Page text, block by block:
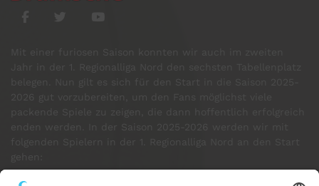
Mit einer furiosen Saison konnten wir auch im zweiten
Jahr in der 1. Regionalliga Nord den sechsten Tabellenplatz
packende Spiele zu zeigen, die dann hoffentlich erfolgreich